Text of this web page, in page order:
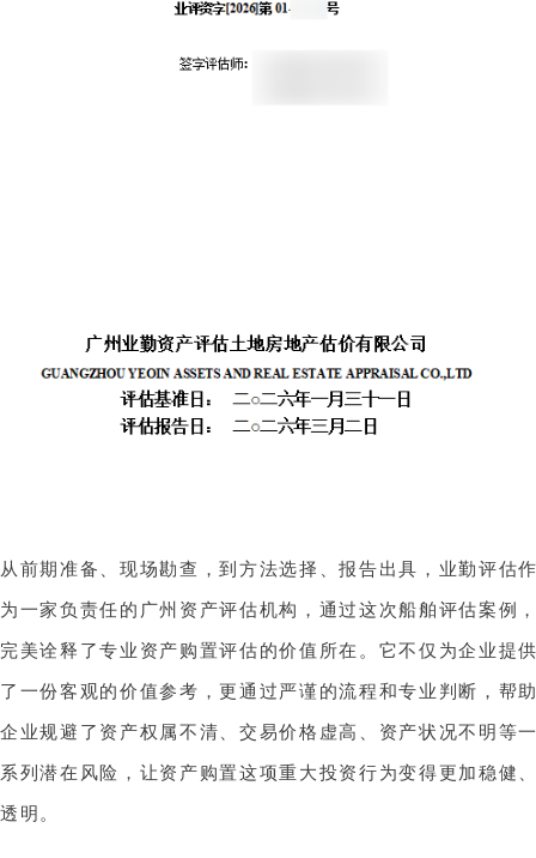
从前期准备、现场勘查，到方法选择、报告出具，业勤评估
为一家负责任的广州资产评估机构，通过这次船舶评估案例
完美诠释了专业资产购置评估的价值所在。它不仅为企业提
了一份客观的价值参考，更通过严谨的流程和专业判断，帮
企业规避了资产权属不清、交易价格虚高、资产状况不明等
系列潜在风险，让资产购置这项重大投资行为变得更加稳健
透明。